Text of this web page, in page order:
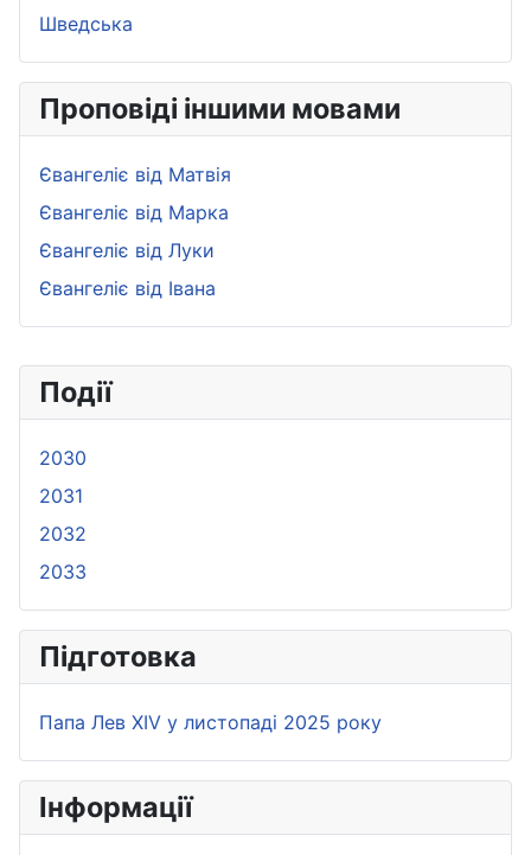
Події
2030
2031
2032
2033
Підготовка
Папа Лев XIV у листопаді 2025 року
Iнформації
Шведська
Проповіді іншими мовами
Євангеліє від Матвія
Євангеліє від Марка
Євангеліє від Луки
Євангеліє від Івана